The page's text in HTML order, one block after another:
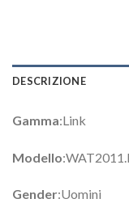
DESCRIZIONE
Gamma:Link
Modello
Gender:Uomini